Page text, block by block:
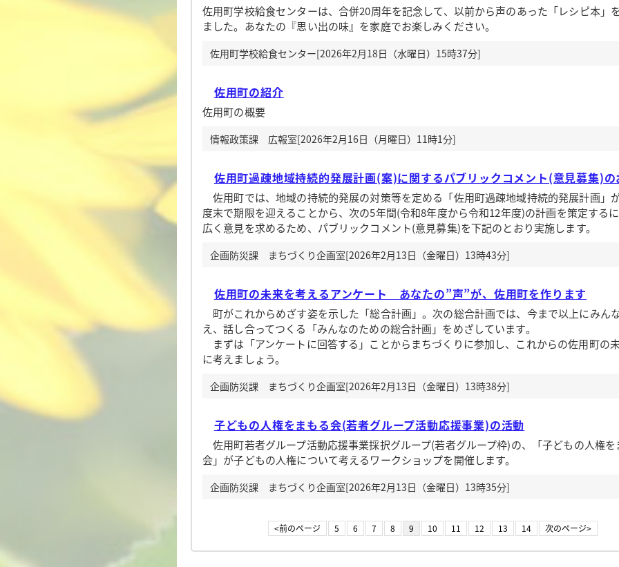
佐用町学校給食センターは、合併20周年を記念して、以前から声のあった「レシピ本」
ました。あなたの『思い出の味』を家庭でお楽しみください。
佐用町学校給食センター[2026年2月18日（水曜日）15時37分]
佐用町の紹介
佐用町の概要
情報政策課 広報室[2026年2月16日（月曜日）11時1分]
佐用町過疎地域持続的発展計画(案)に関するパブリックコメント(意見募集)
佐用町では、地域の持続的発展の対策等を定める「佐用町過疎地域持続的発展計画」
度末で期限を迎えることから、次の5年間(令和8年度から令和12年度)の計画を策定する
広く意見を求めるため、パブリックコメント(意見募集)を下記のとおり実施します。
企画防災課 まちづくり企画室[2026年2月13日（金曜日）13時43分]
佐用町の未来を考えるアンケート あなたの”声”が、佐用町を作ります
町がこれからめざす姿を示した「総合計画」。次の総合計画では、今まで以上にみん
え、話し合ってつくる「みんなのための総合計画」をめざしています。
まずは「アンケートに回答する」ことからまちづくりに参加し、これからの佐用町の
に考えましょう。
企画防災課 まちづくり企画室[2026年2月13日（金曜日）13時38分]
子どもの人権をまもる会(若者グループ活動応援事業)の活動
佐用町若者グループ活動応援事業採択グループ(若者グループ枠)の、「子どもの人権を
会」が子どもの人権について考えるワークショップを開催します。
企画防災課 まちづくり企画室[2026年2月13日（金曜日）13時35分]
<前のページ 5 6 7 8 9 10 11 12 13 14 次のページ>